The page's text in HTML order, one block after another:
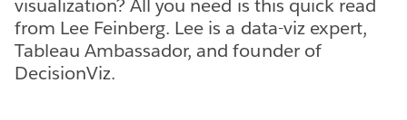
visualization? All you need is this quick read
from Lee Feinberg. Lee is a data-viz expert,
Tableau Ambassador, and founder of
DecisionViz.